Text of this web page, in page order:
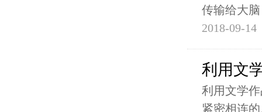
传输给大
2018-09-14
利用文
利用文学
紧密相连